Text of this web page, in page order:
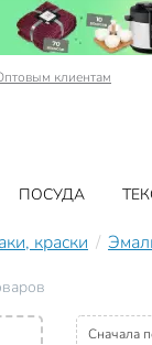
клиентам
ПОСУДА
краски
Сначала